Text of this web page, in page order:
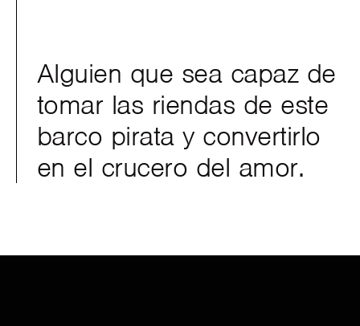
Alguien que sea capaz de
tomar las riendas de este
barco pirata y convertirlo
en el crucero del amor.